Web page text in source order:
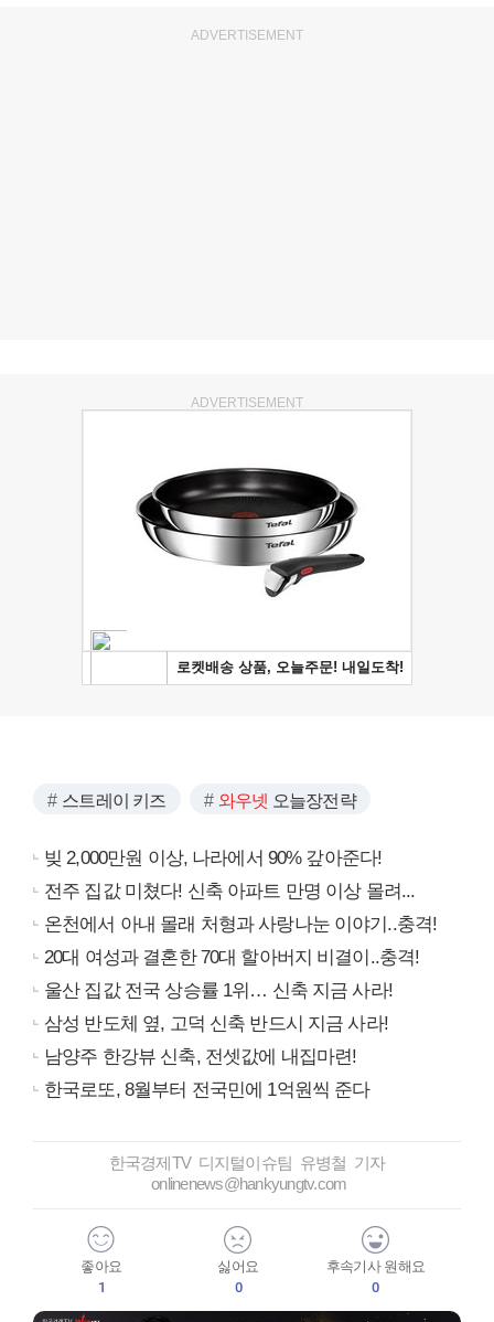
ADVERTISEMENT
ADVERTISEMENT
스트레이 키즈 와우넷 오늘장전략
빚 2,000만원 이상, 나라에서 90% 갚아준다!
전주 집값 미쳤다! 신축 아파트 만명 이상 몰려...
온천에서 아내 몰래 처형과 사랑나눈 이야기..충격!
20대 여성과 결혼한 70대 할아버지 비결이..충격!
울산 집값 전국 상승률 1위… 신축 지금 사라!
삼성 반도체 옆, 고덕 신축 반드시 지금 사라!
남양주 한강뷰 신축, 전셋값에 내집마련!
한국로또, 8월부터 전국민에 1억원씩 준다
한국경제TV 디지털이슈팀 유병철 기자
onlinenews@hankyungtv.com
좋아요
1
싫어요
0
후속기사 원해요
0